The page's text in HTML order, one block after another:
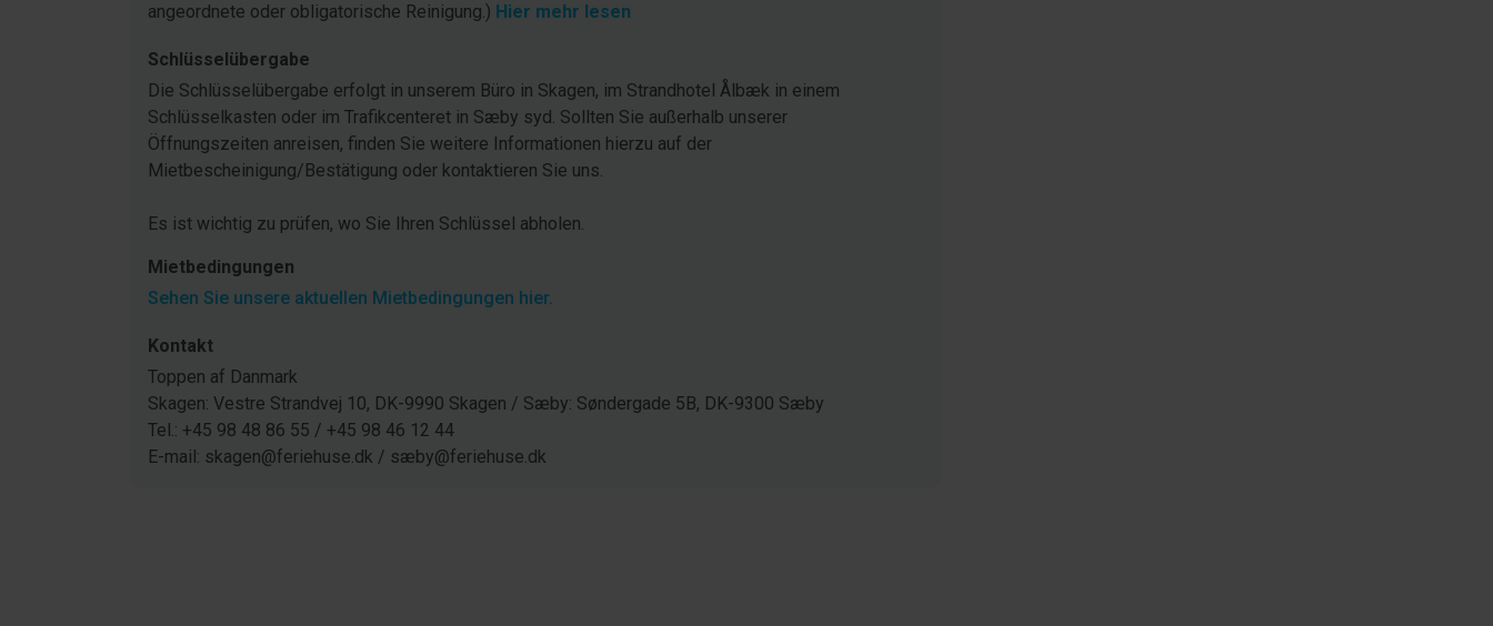
angeordnete oder obligatorische Reinigung.) Hier mehr lesen
Schlüsselübergabe
Die Schlüsselübergabe erfolgt in unserem Büro in Skagen, im Strandhotel Ålbæk in einem
Schlüsselkasten oder im Trafikcenteret in Sæby syd. Sollten Sie außerhalb unserer
Öffnungszeiten anreisen, finden Sie weitere Informationen hierzu auf der
Mietbescheinigung/Bestätigung oder kontaktieren Sie uns.
Es ist wichtig zu prüfen, wo Sie Ihren Schlüssel abholen.
Mietbedingungen
Sehen Sie unsere aktuellen Mietbedingungen hier.
Kontakt
Toppen af Danmark
Skagen: Vestre Strandvej 10, DK-9990 Skagen / Sæby: Søndergade 5B, DK-9300 Sæby
Tel.: +45 98 48 86 55 / +45 98 46 12 44
E-mail: skagen@feriehuse.dk / sæby@feriehuse.dk